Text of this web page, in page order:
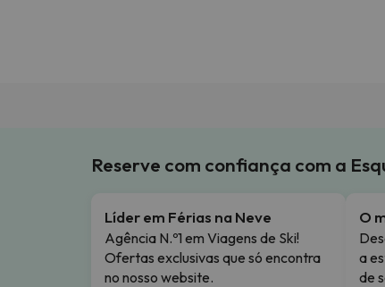
Reserve com confiança com a
Líder em Férias na Neve
Agência N.º1 em Viagens de Ski!
Ofertas exclusivas que só encontra
no nosso website.
O
a
de